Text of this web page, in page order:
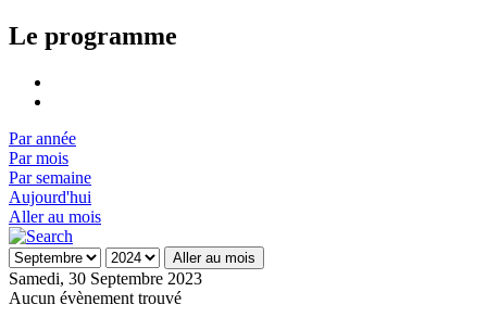
Le programme
Par année
Par mois
Par semaine
Aujourd'hui
Aller au mois
Aller au mois
Samedi, 30 Septembre 2023
Aucun évènement trouvé